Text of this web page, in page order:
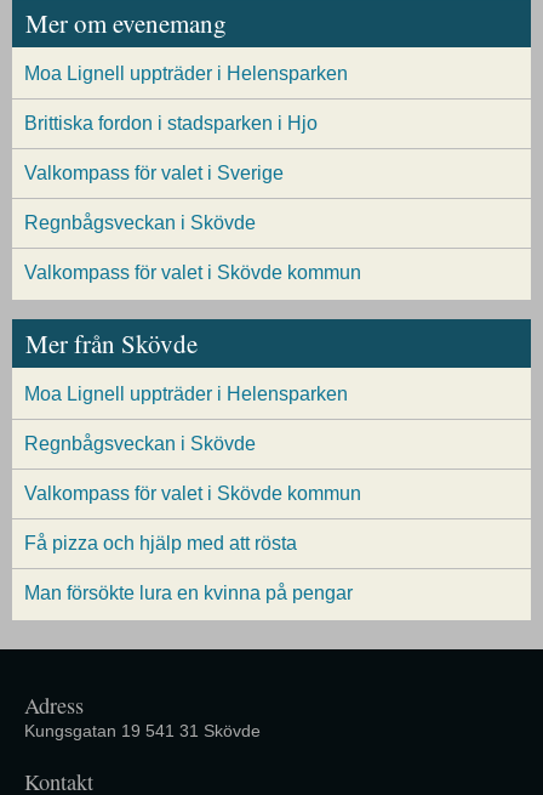
Mer om evenemang
Moa Lignell uppträder i Helensparken
Brittiska fordon i stadsparken i Hjo
Valkompass för valet i Sverige
Regnbågsveckan i Skövde
Valkompass för valet i Skövde kommun
Mer från Skövde
Moa Lignell uppträder i Helensparken
Regnbågsveckan i Skövde
Valkompass för valet i Skövde kommun
Få pizza och hjälp med att rösta
Man försökte lura en kvinna på pengar
Adress
Kungsgatan 19 541 31 Skövde
Kontakt